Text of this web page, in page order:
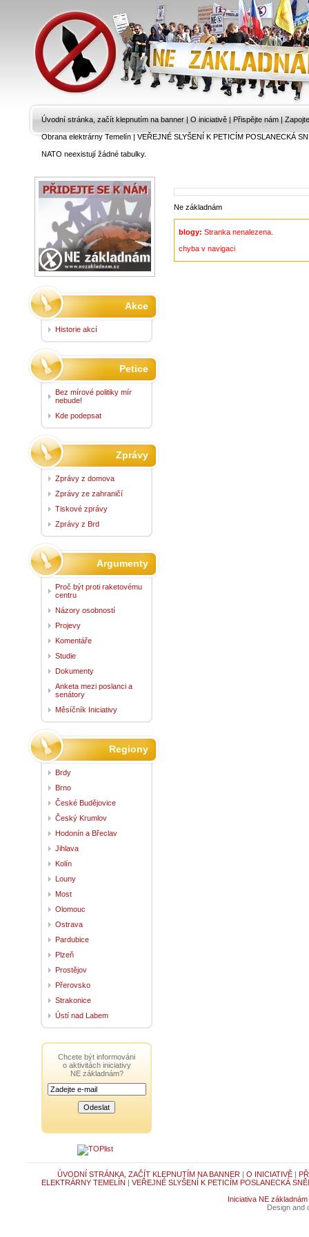
Úvodní stránka, začít klepnutím na banner | O iniciativě | Přispějte nám |
Obrana elektrárny Temelín|VEŘEJNÉ SLYŠENÍ K PETICÍM POSLANECKÁ
NATO neexistují žádné tabulky.
Ne základnám
blogy: Stranka nenalezena.
chyba v navigaci
Akce
Historie akcí
Petice
Bez mírové politiky mír
nebude!
Kde podepsat
Zprávy
Zprávy z domova
Zprávy ze zahraničí
Tiskové zprávy
Zprávy z Brd
Argumenty
Proč být proti raketovému
centru
Názory osobností
Projevy
Komentáře
Studie
Dokumenty
Anketa mezi poslanci a
senátory
Měsíčník Iniciativy
Regiony
Brdy
Brno
České Budějovice
Český Krumlov
Hodonín a Břeclav
Jihlava
Kolín
Louny
Most
Olomouc
Ostrava
Pardubice
Plzeň
Prostějov
Přerovsko
Strakonice
Ústí nad Labem
Chcete být informováni
o aktivitách iniciativy
NE základnám?
ÚVODNÍ STRÁNKA, ZAČÍT KLEPNUTÍM NA BANNER | O INICIATIVĚ|
ELEKTRÁRNY TEMELÍN | VEŘEJNÉ SLYŠENÍ K PETICÍM POSLANECKÁ
Iniciativa NE základnám
Design and